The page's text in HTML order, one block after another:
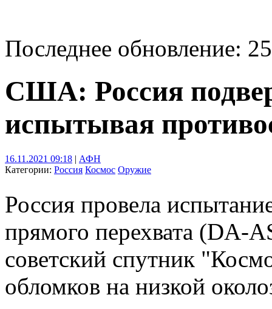
Последнее обновление:
США: Россия
испытывая
16.11.2021 09:18 | АФН
Категории: Россия Космос Оружие
Россия провела
прямого перехвата (DA-
советский спутник
обломков на низкой